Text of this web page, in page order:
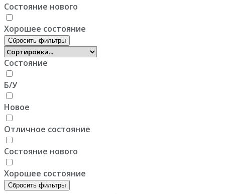
Состояние нового
Хорошее состояние
Сбросить фильтры
Состояние
Б/У
Новое
Отличное состояние
Состояние нового
Хорошее состояние
Сбросить фильтры